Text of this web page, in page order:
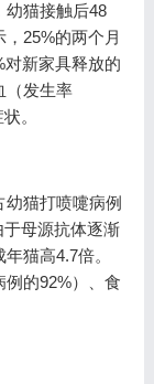
幼猫接触后48
25%的两个月
新家具释放的
（发生率
。
幼猫打喷嚏病例
母源抗体逐渐
猫高4.7倍。
的92%）、食